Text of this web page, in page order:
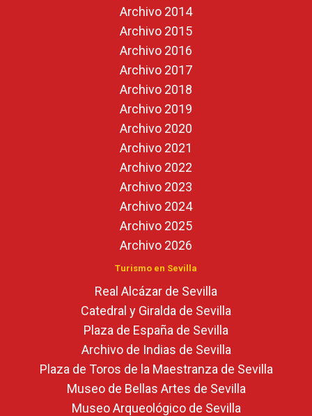
Archivo 2014
Archivo 2015
Archivo 2016
Archivo 2017
Archivo 2018
Archivo 2019
Archivo 2020
Archivo 2021
Archivo 2022
Archivo 2023
Archivo 2024
Archivo 2025
Archivo 2026
Turismo en Sevilla
Real Alcázar de Sevilla
Catedral y Giralda de Sevilla
Plaza de España de Sevilla
Archivo de Indias de Sevilla
Plaza de Toros de la Maestranza de Sevilla
Museo de Bellas Artes de Sevilla
Museo Arqueológico de Sevilla